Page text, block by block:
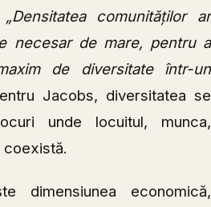
„Densitatea comunităților ar
necesar de mare, pentru a
de diversitate într-un
Jacobs, diversitatea se
unde locuitul, munca,
coexistă.
dimensiunea economică,